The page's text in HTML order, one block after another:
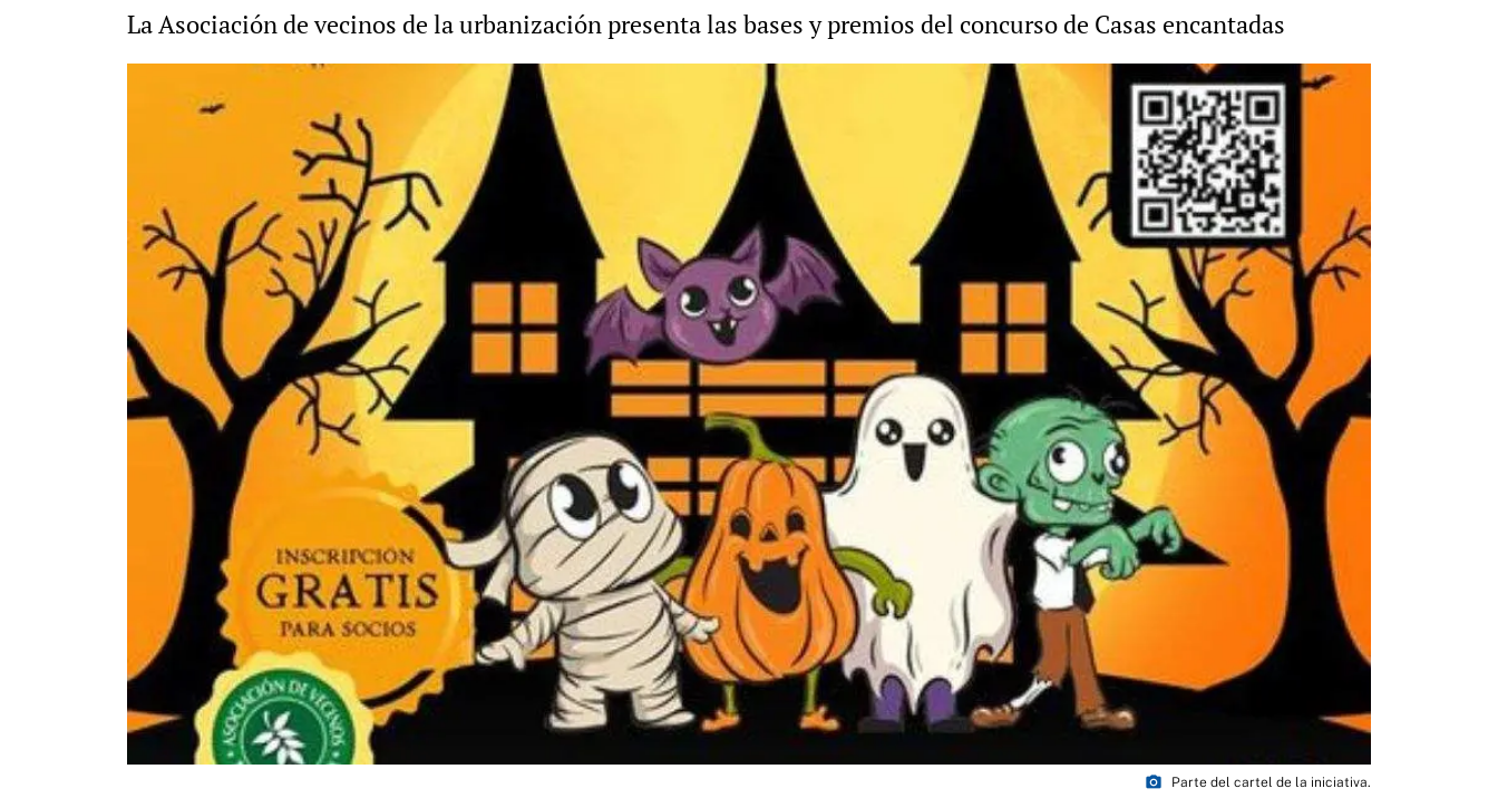
La Asociación de vecinos de la urbanización presenta las bases y premios del concurso de Casas encantadas
photo_camera Parte del cartel de la iniciativa.